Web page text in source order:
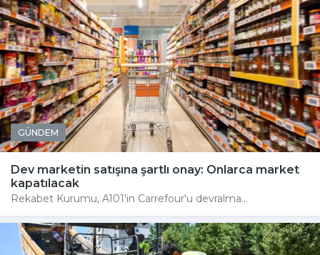
GÜNDEM
Dev marketin satışına şartlı onay: Onlarca market
kapatılacak
Rekabet Kurumu, A101'in Carrefour'u devralma...